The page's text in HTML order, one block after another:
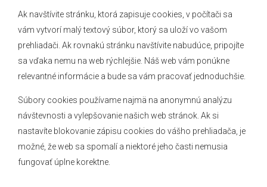
Ak navštívite stránku, ktorá zapisuje cookies, v počítači sa
vám vytvorí malý textový súbor, ktorý sa uloží vo vašom
prehliadači. Ak rovnakú stránku navštívite nabudúce, pripojíte
sa vďaka nemu na web rýchlejšie. Náš web vám ponúkne
relevantné informácie a bude sa vám pracovať jednoduchšie.
Súbory cookies používame najmä na anonymnú analýzu
návštevnosti a vylepšovanie našich web stránok. Ak si
nastavíte blokovanie zápisu cookies do vášho prehliadača, je
možné, že web sa spomalí a niektoré jeho časti nemusia
fungovať úplne korektne.
O obci
Hlásenia obecného rozhlasu
Kontakt
Mapa stránok